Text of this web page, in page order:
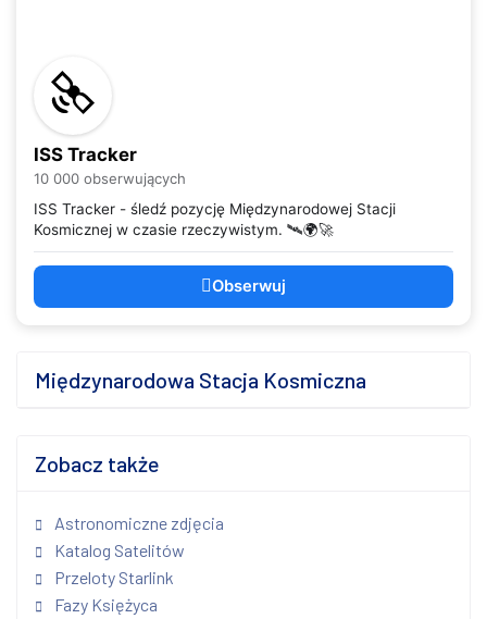
ISS Tracker
10 000 obserwujących
ISS Tracker - śledź pozycję Międzynarodowej Stacji
Kosmicznej w czasie rzeczywistym. 🛰️🌍🚀
Obserwuj
Międzynarodowa Stacja Kosmiczna
Zobacz także
Astronomiczne zdjęcia
Katalog Satelitów
Przeloty Starlink
Fazy Księżyca